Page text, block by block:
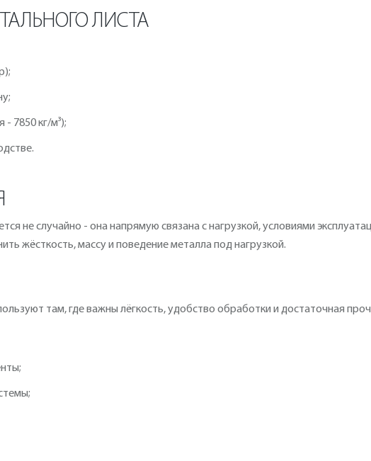
ЛИСТА
- 7850 кг/м³);
не случайно - она напрямую связана с нагрузкой, условиями
жёсткость, массу и поведение металла под нагрузкой.
там, где важны лёгкость, удобство обработки и достаточная